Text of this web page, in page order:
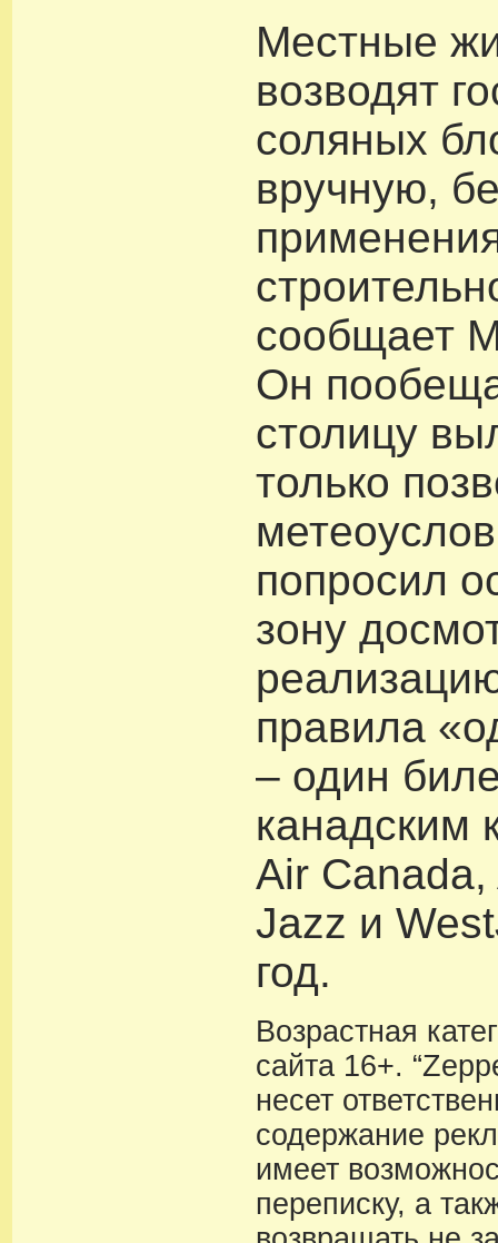
Местные
возводят
соляных
вручную,
сообщает
Он
столицу
только
попросил
зону
правила
– один
канадским
Air
Jazz и
год.
Возрастная
сайта 16+.
несет
содержание
имеет
переписку, а